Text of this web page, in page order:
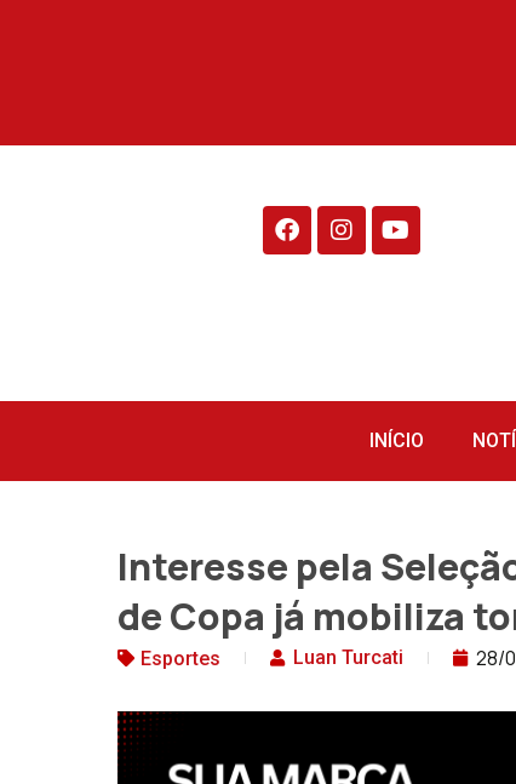
INÍCIO
Interesse pela
de Copa já mobiliza
Esportes Luan Turcati 28/